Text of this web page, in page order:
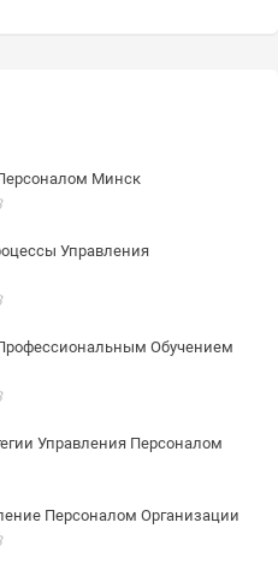
Минск
Управления
Обучением
Управления Персоналом
Персоналом Организации